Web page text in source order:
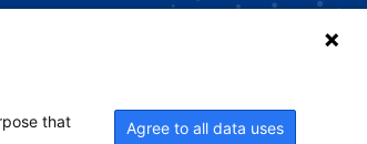
that
Agree to all data uses